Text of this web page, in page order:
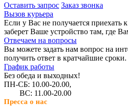
Оставить запрос Заказ звонка
Вызов курьера
Если у Вас не получается приехать
заберет Ваше устройство там, где
Отвечаем на вопросы
Вы можете задать нам вопрос на
получить ответ в кратчайшие сроки.
График работы
Без обеда и выходных!
ПН-СБ: 10.00-20.00,
ВС: 11.00-20.00
Пресса о нас